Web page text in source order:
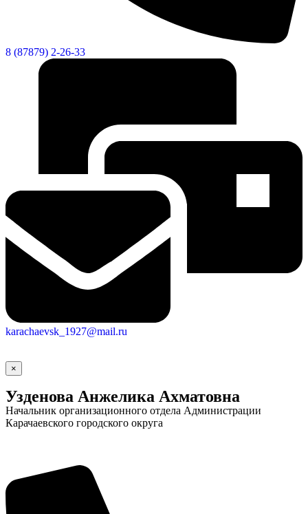
8 (87879) 2-26-33
karachaevsk_1927@mail.ru
×
Узденова Анжелика Ахматовна
Начальник организационного отдела Администрации
Карачаевского городского округа